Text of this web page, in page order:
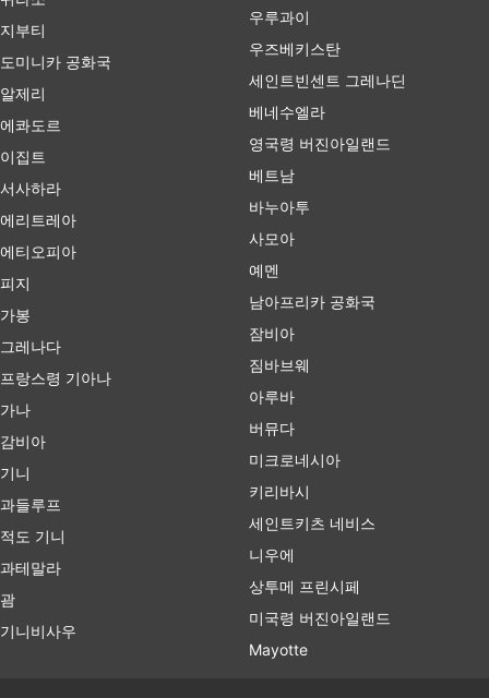
지부티
도미니카 공화국
알제리
에콰도르
이집트
서사하라
에리트레아
에티오피아
피지
가봉
그레나다
프랑스령 기아나
가나
감비아
기니
과들루프
적도 기니
과테말라
괌
기니비사우
우루과이
우즈베키스탄
세인트빈센트 그레나딘
베네수엘라
영국령 버진아일랜드
베트남
바누아투
사모아
예멘
남아프리카 공화국
잠비아
짐바브웨
아루바
버뮤다
미크로네시아
키리바시
세인트키츠 네비스
니우에
상투메 프린시페
미국령 버진아일랜드
Mayotte